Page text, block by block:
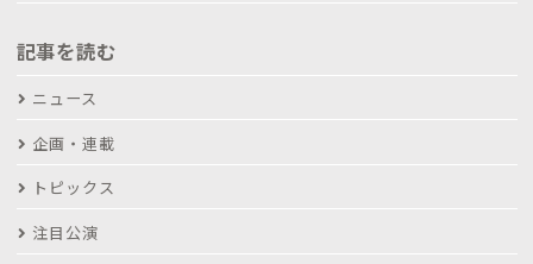
記事を読む
ニュース
企画・連載
トピックス
注目公演